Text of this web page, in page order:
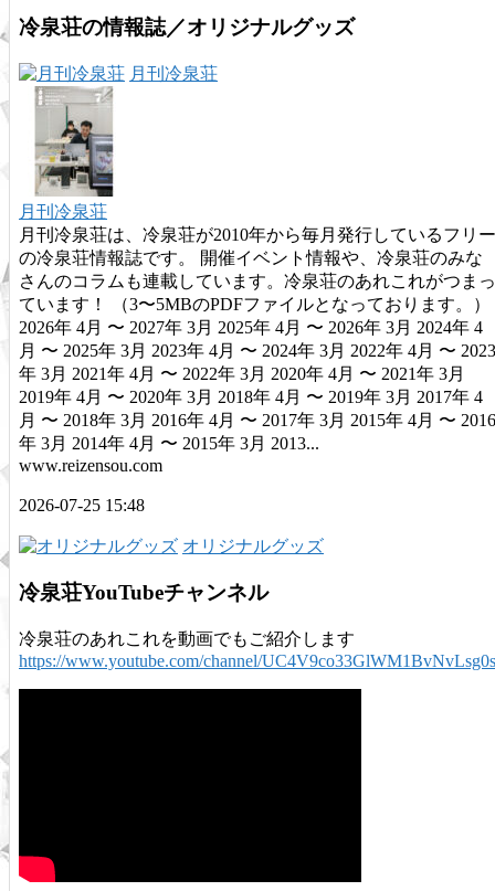
冷泉荘の情報誌／オリジナルグッズ
月刊冷泉荘
月刊冷泉荘
月刊冷泉荘は、冷泉荘が2010年から毎月発行しているフリー
の冷泉荘情報誌です。 開催イベント情報や、冷泉荘のみな
さんのコラムも連載しています。冷泉荘のあれこれがつまっ
ています！ （3〜5MBのPDFファイルとなっております。）
2026年 4月 〜 2027年 3月 2025年 4月 〜 2026年 3月 2024年 4
月 〜 2025年 3月 2023年 4月 〜 2024年 3月 2022年 4月 〜 2023
年 3月 2021年 4月 〜 2022年 3月 2020年 4月 〜 2021年 3月
2019年 4月 〜 2020年 3月 2018年 4月 〜 2019年 3月 2017年 4
月 〜 2018年 3月 2016年 4月 〜 2017年 3月 2015年 4月 〜 2016
年 3月 2014年 4月 〜 2015年 3月 2013...
www.reizensou.com
2026-07-25 15:48
オリジナルグッズ
冷泉荘YouTubeチャンネル
冷泉荘のあれこれを動画でもご紹介します
https://www.youtube.com/channel/